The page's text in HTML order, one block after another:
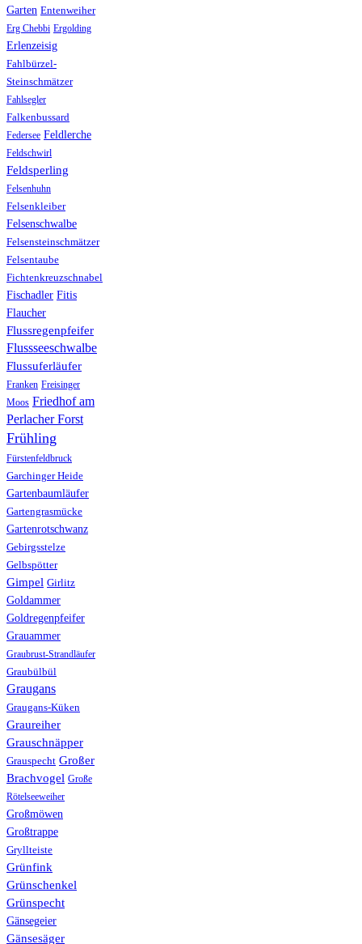
Garten Entenweiher
Erg Chebbi Ergolding
Erlenzeisig
Fahlbürzel-
Steinschmätzer
Fahlsegler
Falkenbussard
Federsee Feldlerche
Feldschwirl
Feldsperling
Felsenhuhn
Felsenkleiber
Felsenschwalbe
Felsensteinschmätzer
Felsentaube
Fichtenkreuzschnabel
Fischadler Fitis
Flaucher
Flussregenpfeifer
Flussseeschwalbe
Flussuferläufer
Franken Freisinger
Moos Friedhof am
Perlacher Forst
Frühling
Fürstenfeldbruck
Garchinger Heide
Gartenbaumläufer
Gartengrasmücke
Gartenrotschwanz
Gebirgsstelze
Gelbspötter
Gimpel Girlitz
Goldammer
Goldregenpfeifer
Grauammer
Graubrust-Strandläufer
Graubülbül
Graugans
Graugans-Küken
Graureiher
Grauschnäpper
Grauspecht Großer
Brachvogel Große
Rötelseeweiher
Großmöwen
Großtrappe
Gryllteiste
Grünfink
Grünschenkel
Grünspecht
Gänsegeier
Gänsesäger